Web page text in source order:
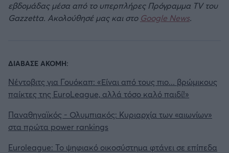
εβδομάδας μέσα από το υπερπλήρες Πρόγραμμα TV του
Gazzetta. Ακολούθησέ μας και στο Google News.
ΔΙΑΒΑΣΕ ΑΚΟΜΗ:
Νέντοβιτς για Γουόκαπ: «Είναι από τους πιο... βρώμικους
παίκτες της EuroLeague, αλλά τόσο καλό παιδί!»
Παναθηναϊκός - Ολυμπιακός: Κυριαρχία των «αιωνίων»
στα πρώτα power rankings
Euroleague: Το ψηφιακό οικοσύστημα φτάνει σε επίπεδα